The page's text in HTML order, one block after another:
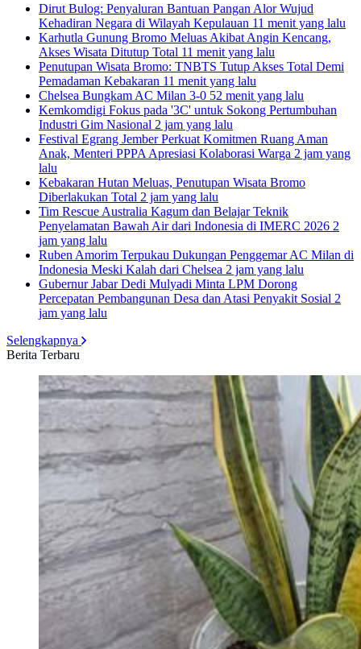
Dirut Bulog: Penyaluran Bantuan Pangan Alor Wujud
Kehadiran Negara di Wilayah Kepulauan 11 menit yang lalu
Karhutla Gunung Bromo Meluas Akibat Angin Kencang,
Akses Wisata Ditutup Total 11 menit yang lalu
Penutupan Wisata Bromo: TNBTS Tutup Akses Total Demi
Pemadaman Kebakaran 11 menit yang lalu
Chelsea Bungkam AC Milan 3-0 52 menit yang lalu
Kemkomdigi Fokus pada '3C' untuk Sokong Pertumbuhan
Industri Gim Nasional 2 jam yang lalu
Festival Egrang Jember Perkuat Komitmen Ruang Aman
Anak, Menteri PPPA Apresiasi Kolaborasi Warga 2 jam yang
lalu
Kebakaran Hutan Meluas, Penutupan Wisata Bromo
Diberlakukan Total 2 jam yang lalu
Tim Rescue Australia Kagum dan Belajar Teknik
Penyelamatan Bawah Air dari Indonesia di IMERC 2026 2
jam yang lalu
Ruben Amorim Terpukau Dukungan Penggemar AC Milan di
Indonesia Meski Kalah dari Chelsea 2 jam yang lalu
Gubernur Jabar Dedi Mulyadi Minta LPM Dorong
Percepatan Pembangunan Desa dan Atasi Penyakit Sosial 2
jam yang lalu
Selengkapnya
Berita Terbaru